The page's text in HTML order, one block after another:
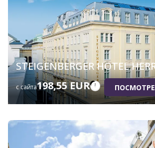
STEIGENBERGER HOTEL
с сайта198,55 EUR